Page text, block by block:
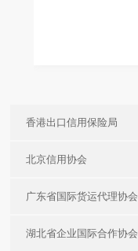
香港出口信用保险局
北京信用协会
广东省国际货运代理协会
湖北省企业国际合作协会